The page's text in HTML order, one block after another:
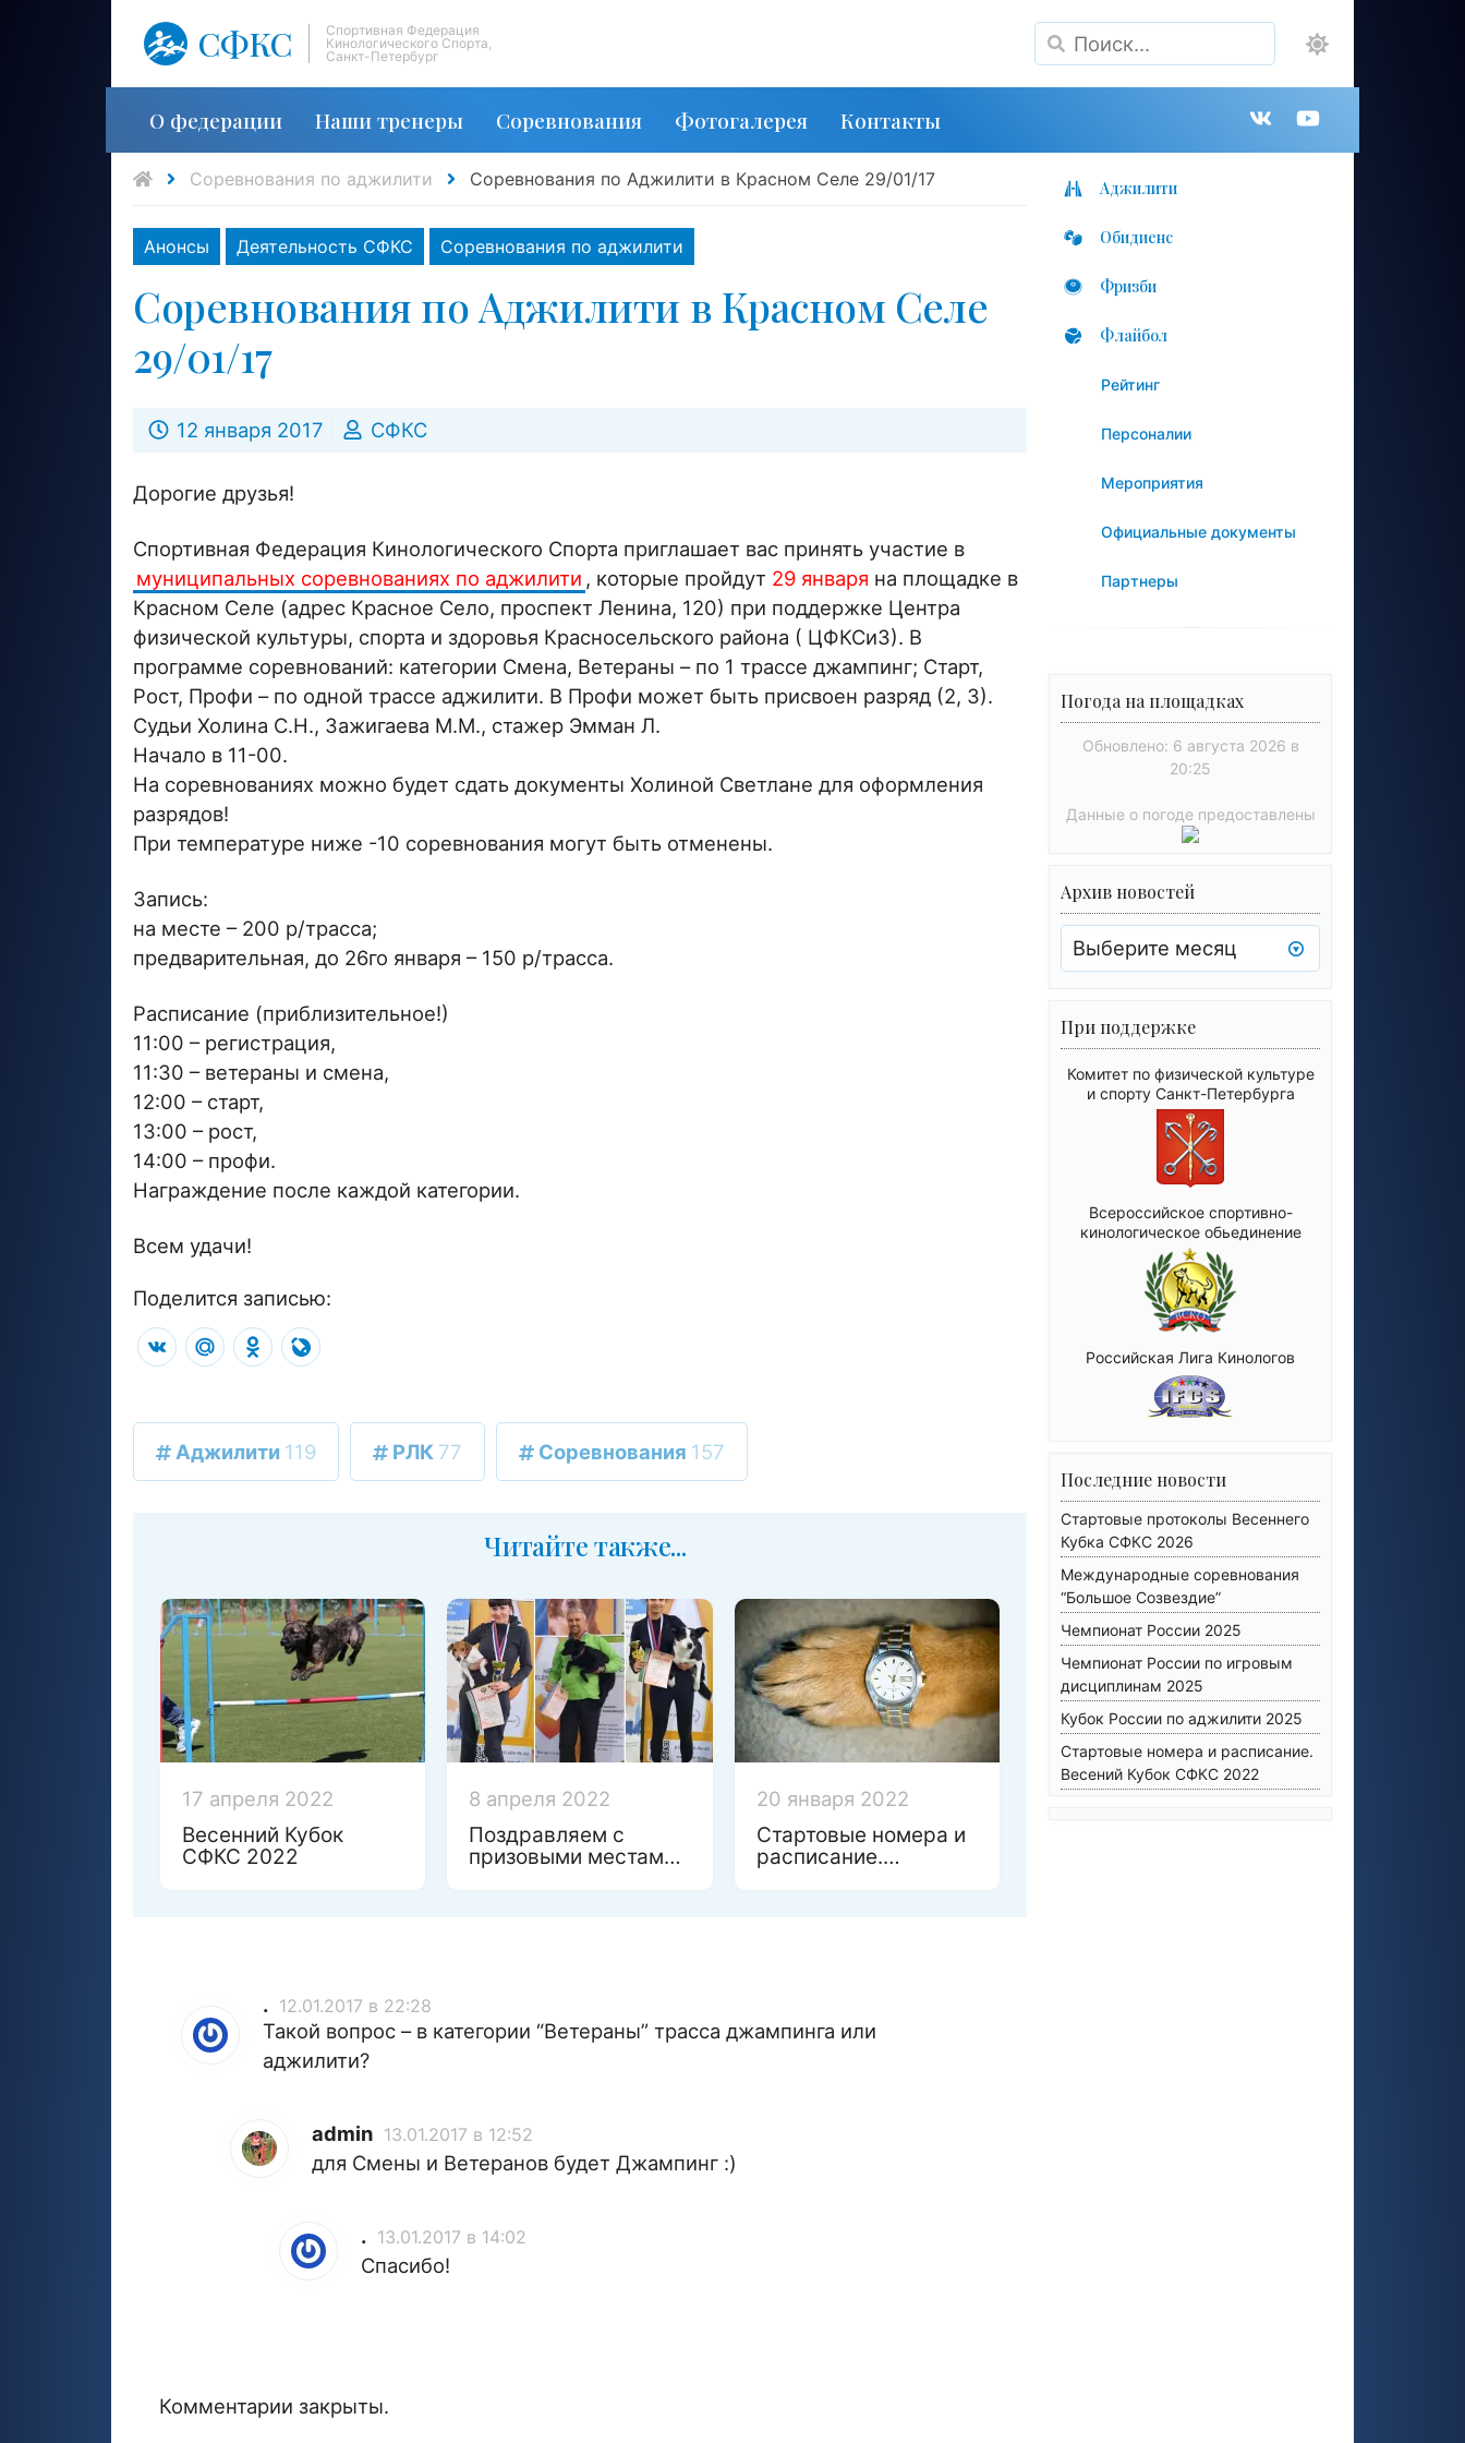
СФКС
Спортивная Федерация
Кинологического Спорта,
Санкт-Петербург
Поиск
О федерации Наши тренеры Соревнования Фотогалерея Контакты Группа
Соревнования по аджилити Соревнования по Аджилити в Красном Селе 29/01/17
Анонсы Деятельность СФКС Соревнования по аджилити
Соревнования по Аджилити в Красном Селе
29/01/17
12 января 2017 СФКС
Дорогие друзья!
Спортивная Федерация Кинологического Спорта приглашает вас принять участие в
муниципальных соревнованиях по аджилити , которые пройдут 29 января на площадке в
Красном Селе (адрес Красное Село, проспект Ленина, 120) при поддержке Центра
физической культуры, спорта и здоровья Красносельского района ( ЦФКСиЗ). В
программе соревнований: категории Смена, Ветераны – по 1 трассе джампинг; Старт,
Рост, Профи – по одной трассе аджилити. В Профи может быть присвоен разряд (2, 3).
Судьи Холина С.Н., Зажигаева М.М., стажер Эмман Л.
Начало в 11-00.
На соревнованиях можно будет сдать документы Холиной Светлане для оформления
разрядов!
При температуре ниже -10 соревнования могут быть отменены.
Запись:
на месте – 200 р/трасса;
предварительная, до 26го января – 150 р/трасса.
Расписание (приблизительное!)
11:00 – регистрация,
11:30 – ветераны и смена,
12:00 – старт,
13:00 – рост,
14:00 – профи.
Награждение после каждой категории.
Всем удачи!
Поделится записью:
VK Mail.RuOdnoklassniki
Аджилити 119 РЛК 77 Соревнования 157
Читайте также...
17 апреля 2022
Весенний Кубок
СФКС 2022
8 апреля 2022
Поздравляем с
призовыми местами
20 января 2022
Стартовые номера и
расписание.
. 12.01.2017 в 22:28
Такой вопрос – в категории “Ветераны” трасса джампинга или
аджилити?
admin 13.01.2017 в 12:52
для Смены и Ветеранов будет Джампинг :)
. 13.01.2017 в 14:02
Спасибо!
Комментарии закрыты.
Аджилити
Обидиенс
Фризби
Флайбол
Рейтинг
Персоналии
Мероприятия
Официальные документы
Партнеры
Погода на площадках
Обновлено: 6 августа 2026 в
20:25
Данные о погоде предоставлены
Архив новостей
Архив
новостей
При поддержке
Комитет по физической культуре
и спорту Санкт-Петербурга
Всероссийское спортивно-
кинологическое обьединение
Российская Лига Кинологов
Последние новости
Стартовые протоколы Весеннего
Кубка СФКС 2026
Международные соревнования
“Большое Созвездие”
Чемпионат России 2025
Чемпионат России по игровым
дисциплинам 2025
Кубок России по аджилити 2025
Стартовые номера и расписание.
Весений Кубок СФКС 2022